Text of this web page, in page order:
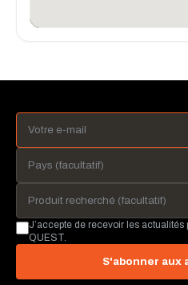
J’accepte de recevoir les
QUEST.
S'abonner aux